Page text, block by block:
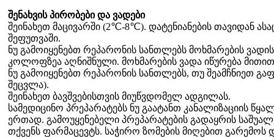
შენახვის პირობები და ვადები
შეინახეთ მაცივარში (2℃-8℃). დატენიანების თავიდან
შეფუთვაში.
ნუ გამოიყენებთ რეპარონის სანთლებს მოხმარების
კოლოფზეა აღნიშნული. მოხმარების ვადა იწურება
ნუ გამოიყენებთ რეპარონის სანთლებს, თუ შეამჩნიეთ
შეცვლა).
შეინახეთ ბავშვებისთვის მიუწვდომელ ადგილას.
სამედიცინო პრეპარატებს ნუ გაატანთ კანალიზაციის
ერთად. გამოუყენებელი პრეპარატების გადაყრის
თქვენს ფარმაცევტს. საჭირო ზომების მიღებით გარემოს